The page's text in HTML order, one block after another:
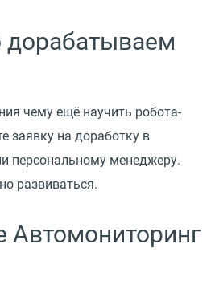
дорабатываем
чему ещё научить робота-
заявку на доработку в
персональному менеджеру.
развиваться.
Автомониторинг